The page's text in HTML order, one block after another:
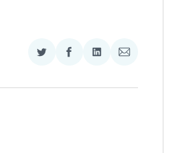
Compartir
Twitter
Compartir
Facebook
Compartir
LinkedIn
Compartir
Email